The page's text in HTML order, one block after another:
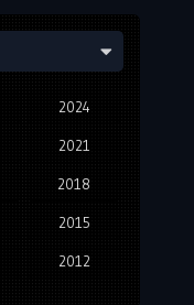
2024
2021
2018
2015
2012